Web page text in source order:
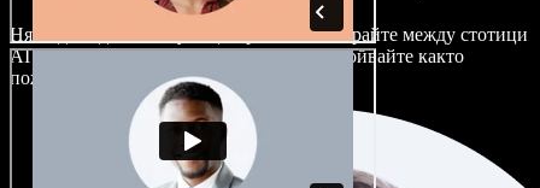
Няма два еднакво звучащи проекта. Избирайте между стотици
AI гласови актьори и акценти и ги настройвайте както
пожелаете.